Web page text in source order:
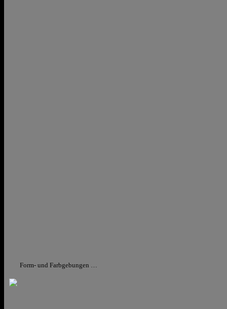
Form- und Farbgebungen …